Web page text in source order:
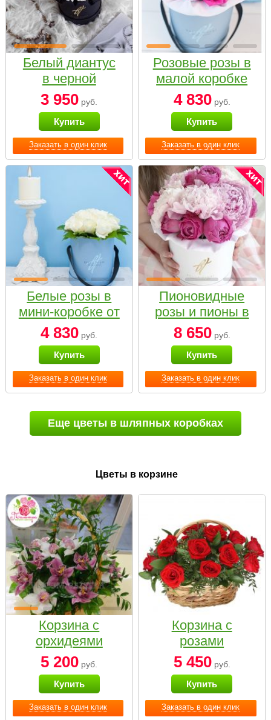
Заказать в один клик
Белый диантус
в черной
коробке Small
3 950 руб.
Купить
Заказать в один клик
Розовые розы в
малой коробке
4 830руб.
Купить
Заказать в один клик
Белые розы в
мини-коробке от
Bella Fiori
4 830 руб.
Купить
Заказать в один клик
Пионовидные
розы и пионы в
белой коробке
Small
8 650руб.
Купить
Еще цветы в шляпных коробках
Цветы в корзине
Заказать в один клик
Корзина с
орхидеями
малая
5 200 руб.
Купить
Заказать в один клик
Корзина с
розами
«Красный
Париж»
5 450руб.
Купить